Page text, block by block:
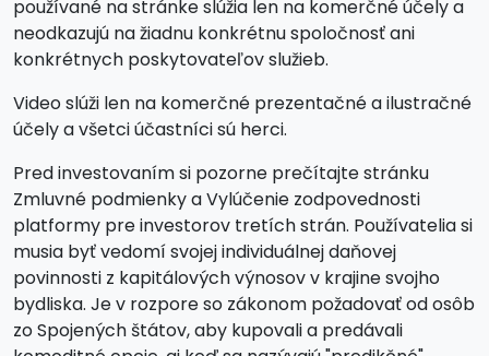
používané na stránke slúžia len na komerčné účely a
neodkazujú na žiadnu konkrétnu spoločnosť ani
konkrétnych poskytovateľov služieb.
Video slúži len na komerčné prezentačné a ilustračné
účely a všetci účastníci sú herci.
Pred investovaním si pozorne prečítajte stránku
Zmluvné podmienky a Vylúčenie zodpovednosti
platformy pre investorov tretích strán. Používatelia si
musia byť vedomí svojej individuálnej daňovej
povinnosti z kapitálových výnosov v krajine svojho
bydliska. Je v rozpore so zákonom požadovať od osôb
zo Spojených štátov, aby kupovali a predávali